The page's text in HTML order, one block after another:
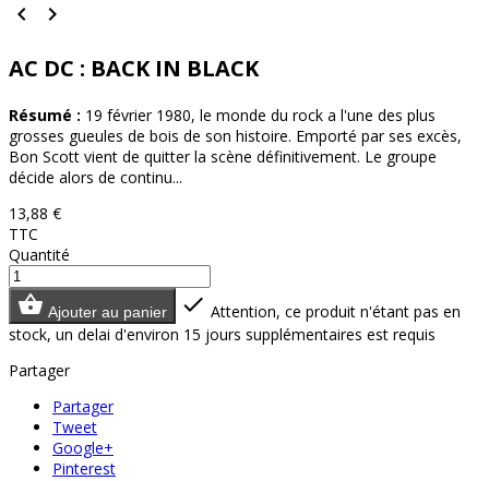
 
AC DC : BACK IN BLACK
Résumé : 19 février 1980, le monde du rock a l'une des plus
grosses gueules de bois de son histoire. Emporté par ses excès,
Bon Scott vient de quitter la scène définitivement. Le groupe
décide alors de continu...
13,88 €
TTC
Quantité
 Ajouter au panier  Attention, ce produit n'étant pas en
stock, un delai d'environ 15 jours supplémentaires est requis
Partager
Partager
Tweet
Google+
Pinterest